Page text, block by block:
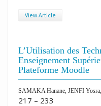
View Article
L’Utilisation des
Enseignement
Plateforme Moodle
SAMAKA Hanane, JENFI
217 – 233